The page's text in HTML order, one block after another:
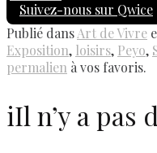
Suivez-nous sur Qwice
Publié dansArt de Vivre
Exposition, loisirs, Peyo,
permalien à vos favoris.
iIl n’y a pas